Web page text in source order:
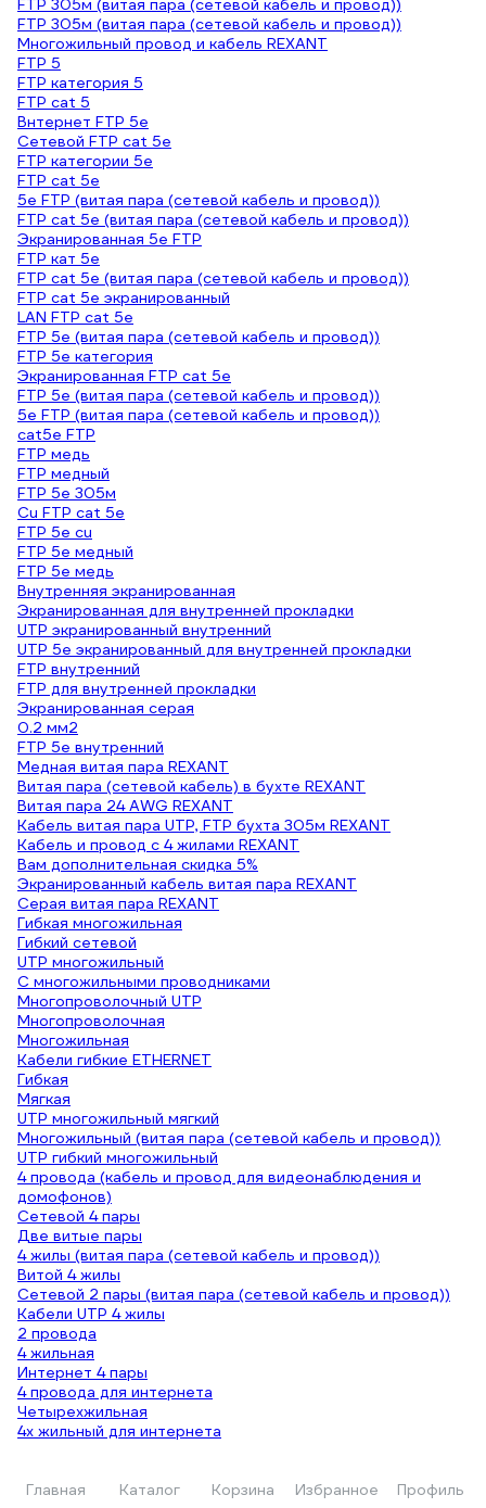
Главная Каталог Корзина Избранное Профиль
FTP 305м (витая пара (сетевой кабель и провод))
FTP 305м (витая пара (сетевой кабель и провод))
Многожильный провод и кабель REXANT
FTP 5
FTP категория 5
FTP cat 5
Bнтернет FTP 5e
Сетевой FTP cat 5e
FTP категории 5e
FTP cat 5е
5е FTP (витая пара (сетевой кабель и провод))
FTP cat 5e (витая пара (сетевой кабель и провод))
Экранированная 5e FTP
FTP кат 5е
FTP cat 5e (витая пара (сетевой кабель и провод))
FTP cat 5е экранированный
LAN FTP cat 5e
FTP 5e (витая пара (сетевой кабель и провод))
FTP 5е категория
Экранированная FTP cat 5e
FTP 5e (витая пара (сетевой кабель и провод))
5е FTP (витая пара (сетевой кабель и провод))
cat5e FTP
FTP медь
FTP медный
FTP 5e 305м
Cu FTP cat 5e
FTP 5e cu
FTP 5e медный
FTP 5e медь
Внутренняя экранированная
Экранированная для внутренней прокладки
UTP экранированный внутренний
UTP 5e экранированный для внутренней прокладки
FTP внутренний
FTP для внутренней прокладки
Экранированная серая
0.2 мм2
FTP 5e внутренний
Медная витая пара REXANT
Витая пара (сетевой кабель) в бухте REXANT
Витая пара 24 AWG REXANT
Кабель витая пара UTP, FTP бухта 305м REXANT
Кабель и провод с 4 жилами REXANT
Вам дополнительная скидка 5%
Экранированный кабель витая пара REXANT
Серая витая пара REXANT
Гибкая многожильная
Гибкий сетевой
UTP многожильный
С многожильными проводниками
Многопроволочный UTP
Многопроволочная
Многожильная
Кабели гибкие ETHERNET
Гибкая
Мягкая
UTP многожильный мягкий
Многожильный (витая пара (сетевой кабель и провод))
UTP гибкий многожильный
4 провода (кабель и провод для видеонаблюдения и
домофонов)
Сетевой 4 пары
Две витые пары
4 жилы (витая пара (сетевой кабель и провод))
Витой 4 жилы
Сетевой 2 пары (витая пара (сетевой кабель и провод))
Кабели UTP 4 жилы
2 провода
4 жильная
Интернет 4 пары
4 провода для интернета
Четырехжильная
4х жильный для интернета
4 провода (витая пара (сетевой кабель и провод))